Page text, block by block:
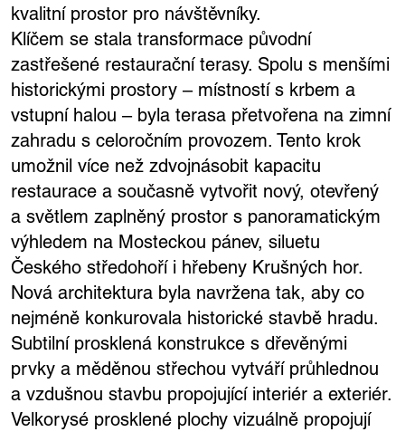
kvalitní prostor pro návštěvníky.
Klíčem se stala transformace původní
zastřešené restaurační terasy. Spolu s menšími
historickými prostory – místností s krbem a
vstupní halou – byla terasa přetvořena na zimní
zahradu s celoročním provozem. Tento krok
umožnil více než zdvojnásobit kapacitu
restaurace a současně vytvořit nový, otevřený
a světlem zaplněný prostor s panoramatickým
výhledem na Mosteckou pánev, siluetu
Českého středohoří i hřebeny Krušných hor.
Nová architektura byla navržena tak, aby co
nejméně konkurovala historické stavbě hradu.
Subtilní prosklená konstrukce s dřevěnými
prvky a měděnou střechou vytváří průhlednou
a vzdušnou stavbu propojující interiér a exteriér.
Velkorysé prosklené plochy vizuálně propojují